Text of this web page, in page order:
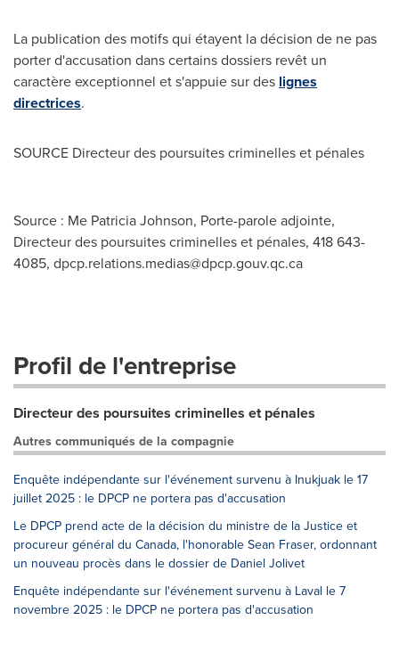
La publication des motifs qui étayent la décision de ne pas
porter d'accusation dans certains dossiers revêt un
caractère exceptionnel et s'appuie sur des lignes
directrices.
SOURCE Directeur des poursuites criminelles et pénales
Source : Me Patricia Johnson, Porte-parole adjointe,
Directeur des poursuites criminelles et pénales, 418 643-
4085, dpcp.relations.medias@dpcp.gouv.qc.ca
Profil de l'entreprise
Directeur des poursuites criminelles et pénales
Autres communiqués de la compagnie
Enquête indépendante sur l'événement survenu à Inukjuak le 17
juillet 2025 : le DPCP ne portera pas d'accusation
Le DPCP prend acte de la décision du ministre de la Justice et
procureur général du Canada, l'honorable Sean Fraser, ordonnant
un nouveau procès dans le dossier de Daniel Jolivet
Enquête indépendante sur l'événement survenu à Laval le 7
novembre 2025 : le DPCP ne portera pas d'accusation